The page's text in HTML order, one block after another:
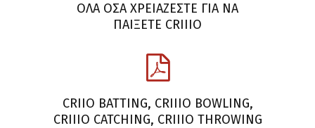
ΟΛΑ ΟΣΑ ΧΡΕΙΑΖΕΣΤΕ ΓΙΑ ΝΑ
ΠΑΙΞΕΤΕ CRIIIO
CRIIO BATTING, CRIIIO BOWLING,
CRIIIO CATCHING, CRIIIO THROWING